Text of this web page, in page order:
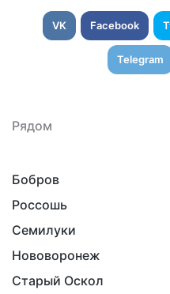
VK Facebook
Telegram
Рядом
Бобров
Россошь
Семилуки
Нововоронеж
Старый Оскол